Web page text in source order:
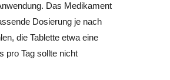
Das Medikament
Dosierung je nach
die Tablette etwa eine
pro Tag sollte nicht